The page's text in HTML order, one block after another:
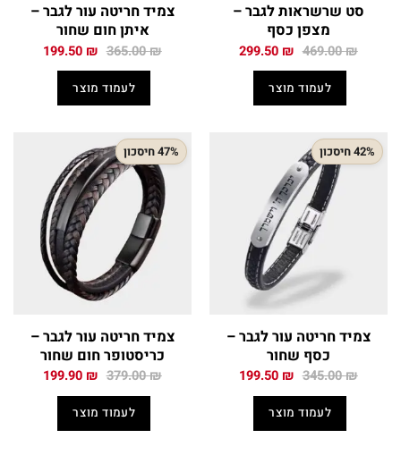
סט שרשראות לגבר –
מצפן כסף
469.00₪ המחיר
469.00 ₪.
299.50 ₪ המחיר
לעמוד מוצר
צמיד חריטה עור לגבר –
איתן חום שחור
365.00₪ המחיר
365.00 ₪.
199.50 ₪ המחיר
לעמוד מוצר
42% חיסכון
צמיד חריטה עור לגבר –
כסף שחור
345.00₪ המחיר
היה:
345.00 ₪.
199.50 ₪ המחיר
לעמוד מוצר
47% חיסכון
צמיד חריטה עור לגבר –
כריסטופר חום שחור
379.00₪ המחיר
היה:
379.00 ₪.
199.90 ₪ המחיר
לעמוד מוצר